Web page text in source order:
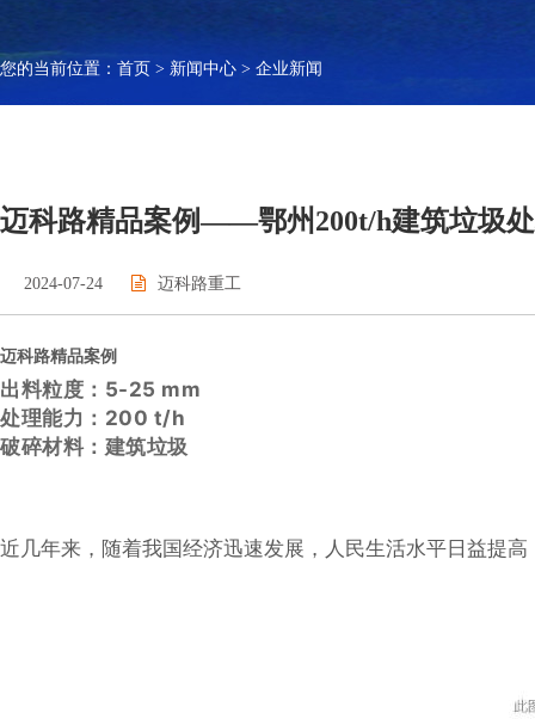
您的当前位置： 首页 > 新闻中心 > 企业新闻
迈科路精品案例——鄂州200t/h建筑垃圾
2024-07-24 迈科路重工
迈科路精品案例
出料粒度：5-25 mm
处理能力：200 t/h
破碎材料：建筑垃圾
近几年来，随着我国经济迅速发展，人民生活水平日益提